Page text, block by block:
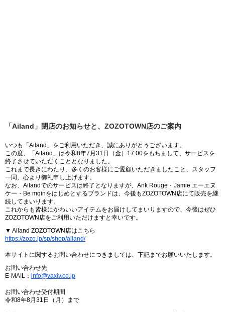
「Ailand」閉店のお知らせと、ZOZOTOWN店のご案内
いつも「Ailand」をご利用いただき、誠にありがとうございます。
この度、「Ailand」は令和8年7月31日（金）17:00をもちまして、サービスを
終了させていただくこととなりました。
これまで長きにわたり、多くのお客様にご愛顧いただきましたこと、スタッフ
一同、心より御礼申し上げます。
なお、Ailandでのサービスは終了となりますが、Ank Rouge・Jamie エーエヌ
ケー・Be mqinをはじめとするブランドは、今後もZOZOTOWN店にて販売を継
続してまいります。
これからも皆様にかわいいアイテムをお届けしてまいりますので、今後はぜひ
ZOZOTOWN店をご利用いただけますと幸いです。
▼ Ailand ZOZOTOWN店はこちら
https://zozo.jp/sp/shop/ailand/
本サイトに関するお問い合わせにつきましては、下記までお願いいたします。
お問い合わせ先
E-MAIL： info@vaxiv.co.jp
お問い合わせ受付期間
令和8年8月31日（月）まで